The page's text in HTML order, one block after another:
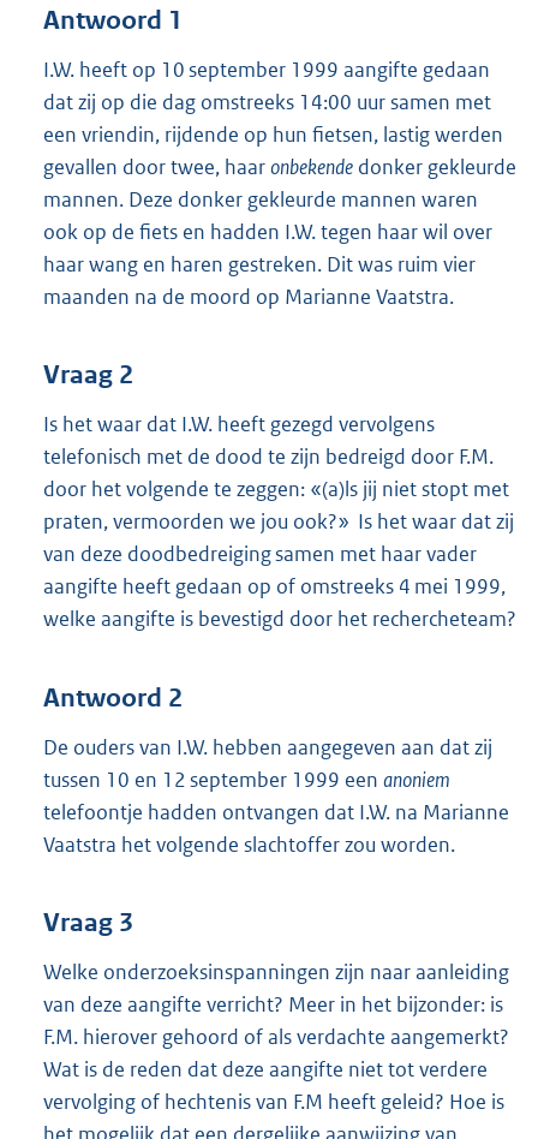
Antwoord 1
I.W. heeft op 10 september 1999 aangifte gedaan
dat zij op die dag omstreeks 14:00 uur samen met
een vriendin, rijdende op hun fietsen, lastig werden
gevallen door twee, haaronbekende donker gekleurde
mannen. Deze donker gekleurde mannen waren
ook op de fiets en hadden I.W. tegen haar wil over
haar wang en haren gestreken. Dit was ruim vier
maanden na de moord op Marianne Vaatstra.
Vraag 2
Is het waar dat I.W. heeft gezegd vervolgens
telefonisch met de dood te zijn bedreigd door F.M.
door het volgende te zeggen: «(a)ls jij niet stopt met
praten, vermoorden we jou ook?» Is het waar dat zij
van deze doodbedreiging samen met haar vader
aangifte heeft gedaan op of omstreeks 4 mei 1999,
welke aangifte is bevestigd door het rechercheteam?
Antwoord 2
De ouders van I.W. hebben aangegeven aan dat zij
tussen 10 en 12 september 1999 een anoniem
telefoontje hadden ontvangen dat I.W. na Marianne
Vaatstra het volgende slachtoffer zou worden.
Vraag 3
Welke onderzoeksinspanningen zijn naar aanleiding
van deze aangifte verricht? Meer in het bijzonder: is
F.M. hierover gehoord of als verdachte aangemerkt?
Wat is de reden dat deze aangifte niet tot verdere
vervolging of hechtenis van F.M heeft geleid? Hoe is